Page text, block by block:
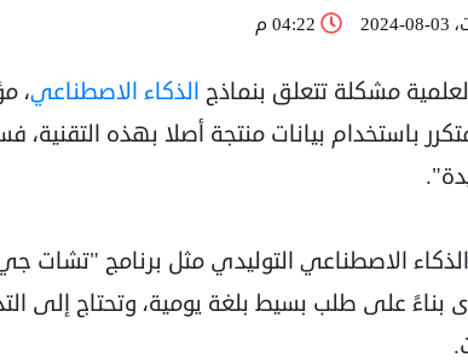
04:22 م
مشكلة تتعلق بنماذج الذكاء الاصطناعي،
باستخدام بيانات منتجة أصلا بهذه التقنية،
الذكاء الاصطناعي التوليدي مثل برنامج "تشات
بناءً على طلب بسيط بلغة يومية، وتحتاج إلى